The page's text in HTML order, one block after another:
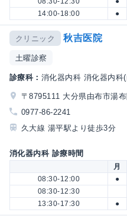
14:00-18:00
●
クリニック 秋吉医院
土曜診察
診療科： 消化器内科 消化器内科
〒8795111 大分県由布市湯
0977-86-2241
久大線 湯平駅より徒歩3分
消化器内科 診療時間
月
08:30-12:00
●
08:30-12:30
13:30-17:30
●